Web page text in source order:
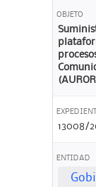
OBJETO
13008/
ENTIDAD